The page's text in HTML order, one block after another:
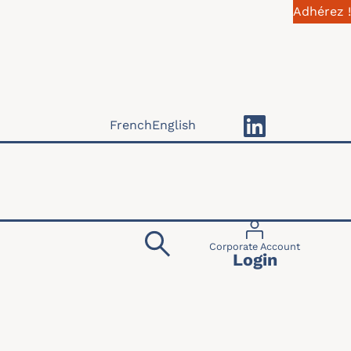
Adhérez !
Menu du
Corporate Account
Login
FrenchEnglish